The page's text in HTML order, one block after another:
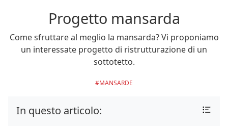
Progetto mansarda
Come sfruttare al meglio la mansarda? Vi proponiamo
un interessate progetto di ristrutturazione di un
sottotetto.
MANSARDE
In questo articolo: